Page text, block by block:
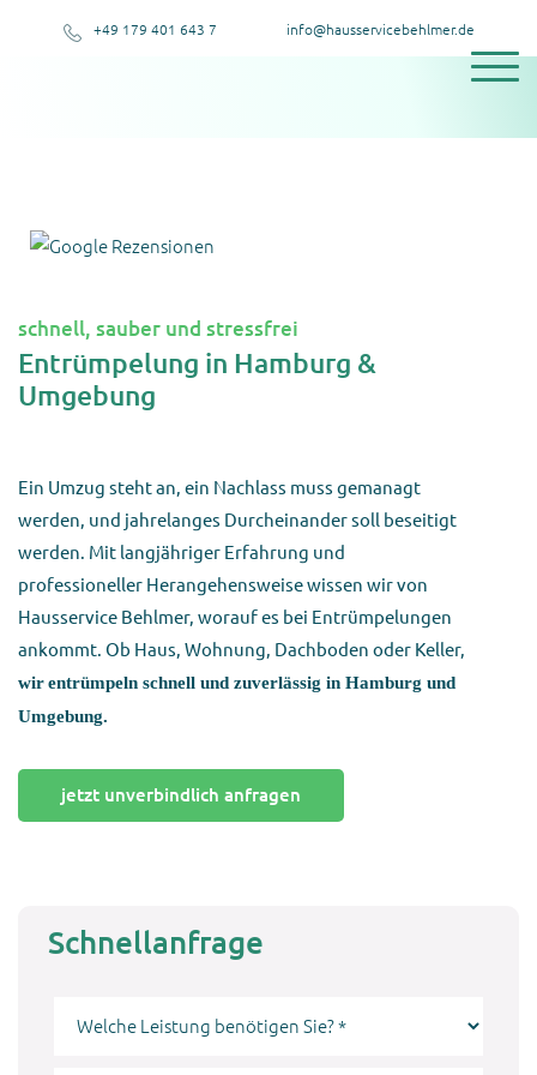
+49 179 401 643 7 info@hausservicebehlmer.de
schnell, sauber und stressfrei
Entrümpelung in Hamburg &
Umgebung
Ein Umzug steht an, ein Nachlass muss gemanagt
werden, und jahrelanges Durcheinander soll beseitigt
werden. Mit langjähriger Erfahrung und
professioneller Herangehensweise wissen wir von
Hausservice Behlmer, worauf es bei Entrümpelungen
ankommt. Ob Haus, Wohnung, Dachboden oder Keller,
wirentrümpeln schnell und zuverlässig in Hamburg und
Umgebung.
jetzt unverbindlich anfragen
Schnellanfrage